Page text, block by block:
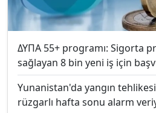
ΔΥΠΑ 55+ programı: Sigorta
sağlayan 8 bin yeni iş için
Yunanistan'da yangın tehlikesi
rüzgarlı hafta sonu alarm